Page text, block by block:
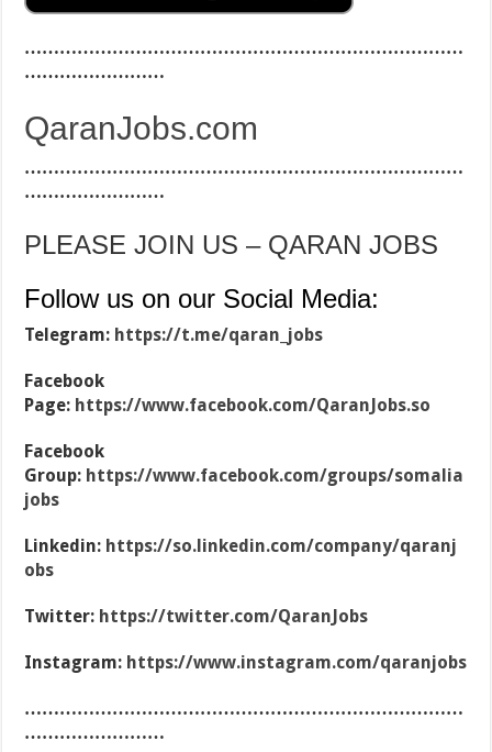
…………………………………………………………………
……………………
QaranJobs.com
…………………………………………………………………
……………………
PLEASE JOIN US – QARAN JOBS
Follow us on our Social Media:
Telegram: https://t.me/qaran_jobs
Facebook
Page: https://www.facebook.com/QaranJobs.so
Facebook
Group: https://www.facebook.com/groups/somalia
jobs
Linkedin: https://so.linkedin.com/company/qaranj
obs
Twitter: https://twitter.com/QaranJobs
Instagram: https://www.instagram.com/qaranjobs
…………………………………………………………………
……………………